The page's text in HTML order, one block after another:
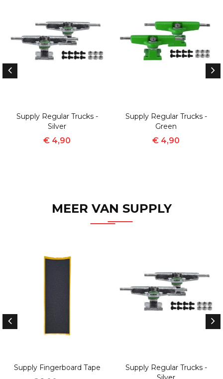
Supply Regular Trucks -
Silver
€ 4,90
Supply Regular Trucks -
Green
€ 4,90
MEER VAN SUPPLY
Supply Fingerboard Tape
Supply Regular Trucks -